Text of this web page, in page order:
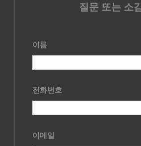
질문 또는 소
이름
전화번호
이메일